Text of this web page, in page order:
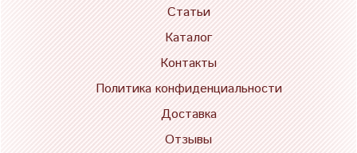
Статьи
Каталог
Контакты
Политика конфиденциальности
Доставка
Отзывы